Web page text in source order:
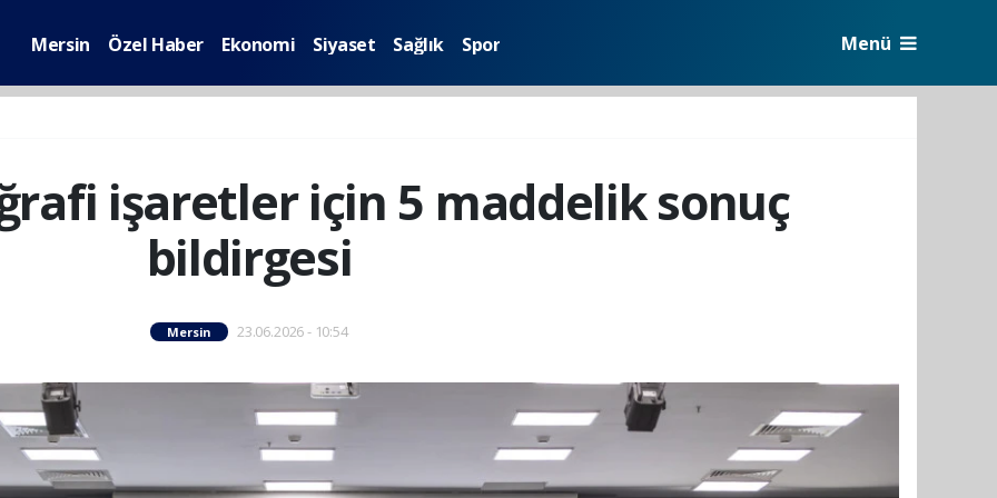
Mersin Özel Haber Ekonomi Siyaset Sağlık Spor Menü
işaretler için 5 maddelik sonuç
bildirgesi
Mersin 23.06.2026 - 10:54